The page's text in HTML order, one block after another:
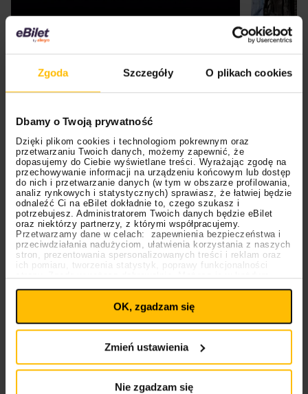
Zgoda Szczegóły O plikach cookies
Dbamy o Twoją prywatność
Dzięki plikom cookies i technologiom pokrewnym oraz
przetwarzaniu Twoich danych, możemy zapewnić, że
dopasujemy do Ciebie wyświetlane treści. Wyrażając zgodę na
przechowywanie informacji na urządzeniu końcowym lub dostęp
do nich i przetwarzanie danych (w tym w obszarze profilowania,
analiz rynkowych i statystycznych) sprawiasz, że łatwiej będzie
odnaleźć Ci na eBilet dokładnie to, czego szukasz i
potrzebujesz. Administratorem Twoich danych będzie eBilet
oraz niektórzy partnerzy, z którymi współpracujemy.
Przetwarzamy dane w celach: zapewnienia bezpieczeństwa i
przeciwdziałania nadużyciom, ułatwienia korzystania z naszych
stron, prezentowania spersonalizowanych treści i reklam oraz
ich pomiaru, tworzenia statystyk, poprawy funkcjonalności
plików cookies
wpływa na legalność uprzedniego przetwarzania.
Polityka plików cookies
OK, zgadzam się
Zmień ustawienia
Nie zgadzam się
Kup bilet
Scena Impostorato program, w którym liczy się
wiedza, intuicja i autentyczne reakcje. Bez
scenariusza, bez podpowiedzi. Tylko prawdziwi fani
kontra jeden sprytny kłamca. Obejrzyj do końca i
przekonaj się, czy twoja intuicja jest lepsza niż
uczestników. Kto tu gra, a kto mówi prawdę?
Gorące wydarzenia